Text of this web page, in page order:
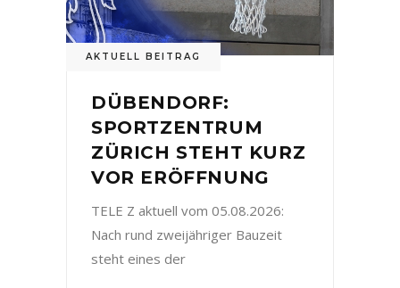
AKTUELL BEITRAG
DÜBENDORF:
SPORTZENTRUM
ZÜRICH STEHT KURZ
VOR ERÖFFNUNG
TELE Z aktuell vom 05.08.2026:
Nach rund zweijähriger Bauzeit
steht eines der